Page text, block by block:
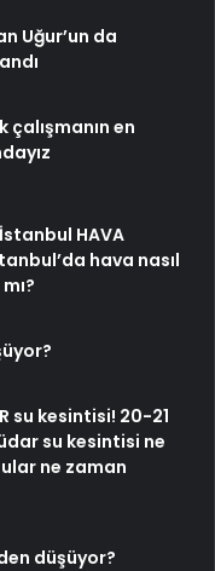
Uğur’un da
çalışmanın en
HAVA
hava nasıl
su kesintisi! 20-21
su kesintisi ne
ne zaman
düşüyor?